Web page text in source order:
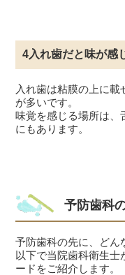
4入れ歯だと味が感
入れ歯は粘膜の上に載
が多いです。
味覚を感じる場所は、
にもあります。
予防歯科
予防歯科の先に、どん
以下で当院歯科衛生士
ードをご紹介します。